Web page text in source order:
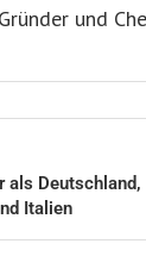
Gründer und
als Deutschland,
Italien